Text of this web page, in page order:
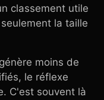
classement utile
la taille
moins de
le réflexe
C'est souvent là